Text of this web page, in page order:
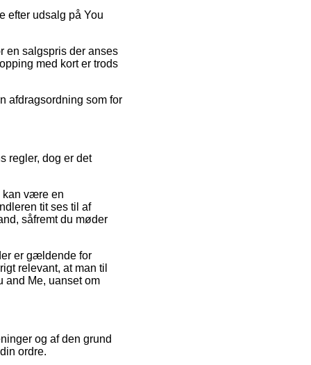
efter udsalg på You
en salgspris der anses
med kort er trods
afdragsordning som for
regler, dog er det
kan være en
tit ses til af
såfremt du møder
er gældende for
relevant, at man til
and Me, uanset om
og af den grund
ordre.